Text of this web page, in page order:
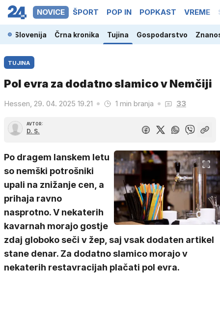
NOVICE ŠPORT POP IN POPKAST VREME
Slovenija Črna kronika Tujina Gospodarstvo
TUJINA
Pol evra za dodatno slamico v Nemčiji
Hessen, 29. 04. 2025 19.21 1 min branja 33
AVTOR:
D. S.
Po dragem lanskem letu
so nemški potrošniki
upali na znižanje cen, a
prihaja ravno
nasprotno. V nekaterih
kavarnah morajo gostje
zdaj globoko seči v žep, saj vsak dodaten artikel
stane denar. Za dodatno slamico morajo v
nekaterih restavracijah plačati pol evra.